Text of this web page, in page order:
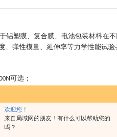
欢迎您！
来自局域网的朋友！有什么可以帮助您的
吗？
铝塑膜、复合膜、电池包装材料在
、弹性模量、延伸率等力学性能试验
可选；
；
min